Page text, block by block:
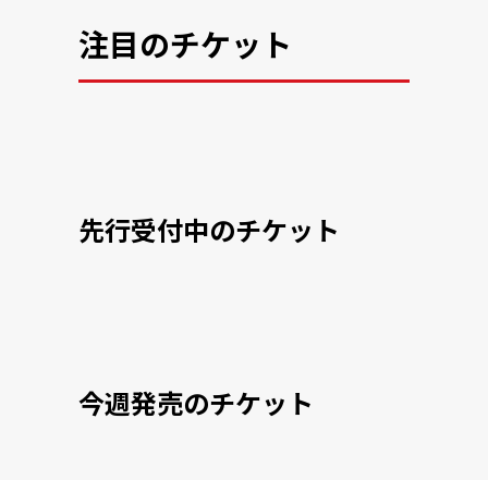
注目のチケット
先行受付中のチケット
今週発売のチケット